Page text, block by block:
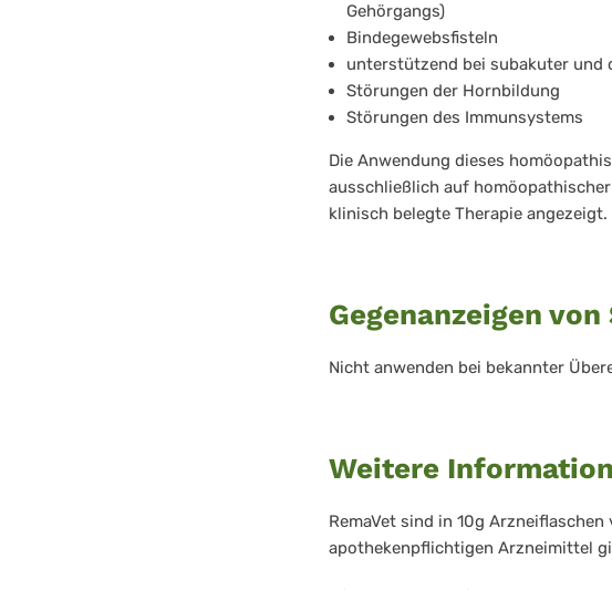
Gehörgangs)
Bindegewebsfisteln
unterstützend bei subakuter und
Störungen der Hornbildung
Störungen des Immunsystems
Die Anwendung dieses
ausschließlich auf
klinisch belegte Therapie angezeigt.
Gegenanzeigen
Nicht anwenden bei bekannter
Weitere
RemaVet sind in 10g
apothekenpflichtigen Arzneimittel